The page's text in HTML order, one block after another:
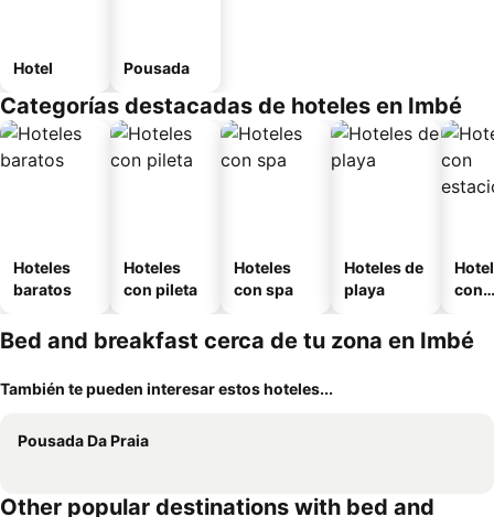
Hotel Pousada
Categorías destacadas de hoteles en Imbé
Hoteles
baratos
Hoteles
con pileta
Hoteles
con spa
Hoteles de
playa
con
Bed and breakfast cerca de tu zona en Imbé
También te pueden interesar estos hoteles...
Pousada Da Praia
Other popular destinations with bed and